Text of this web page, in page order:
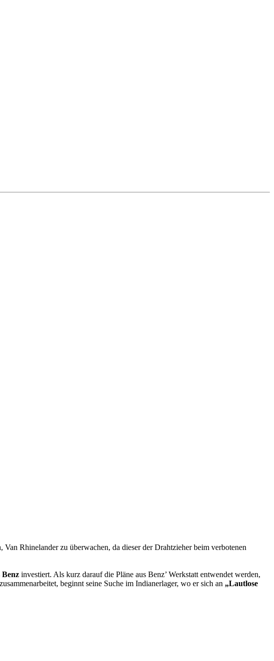
Van Rhinelander zu überwachen, da dieser der Drahtzieher beim verbotenen
Benz investiert. Als kurz darauf die Pläne aus Benz’ Werkstatt entwendet werden,
zusammenarbeitet, beginnt seine Suche im Indianerlager, wo er sich an „Lautlose